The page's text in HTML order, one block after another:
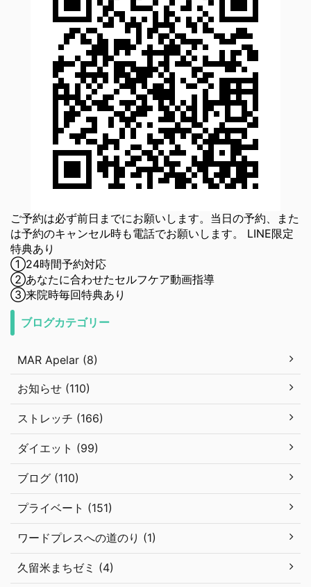
ご予約は必ず前日までにお願いします。当日の予約、また
は予約のキャンセル時も電話でお願いします。 LINE限定
特典あり
①24時間予約対応
②あなたに合わせたセルフケア動画指導
③来院時毎回特典あり
ブログカテゴリー
MAR Apelar (8)
お知らせ (110)
ストレッチ (166)
ダイエット (99)
ブログ (110)
プライベート (151)
ワードプレスへの道のり (1)
久留米まちゼミ (4)